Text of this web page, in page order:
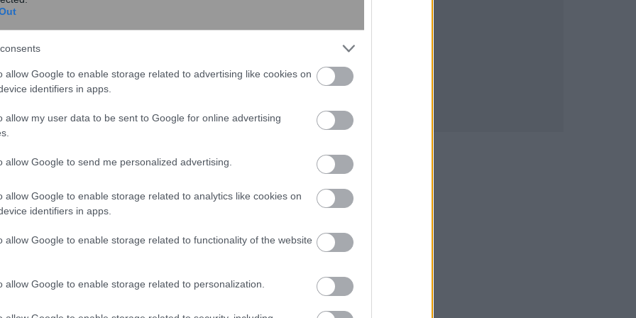
allow Google to enable storage related to advertising like cookies on
identifiers in apps.
allow my user data to be sent to Google for online advertising
allow Google to send me personalized advertising.
allow Google to enable storage related to analytics like cookies on
identifiers in apps.
allow Google to enable storage related to functionality of the website
allow Google to enable storage related to personalization.
έως 500 κιλοβατώρες το μήνα
κατανάλωση (πάνω από 500 κιλοβατώρες το μήνα
12,642 και για το νυχτερινό 11,418 σεντς ανά
ΔΕΗ παραμένει σε χαμηλότερα επίπεδα σε σχέση
σεντς έως 500 κιλοβατώρες, 14,595 για
νυχτερινό.